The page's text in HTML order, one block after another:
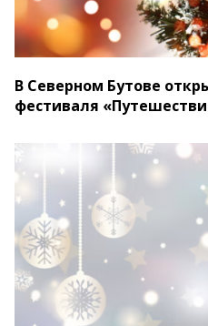
В Северном Бутове
фестиваля